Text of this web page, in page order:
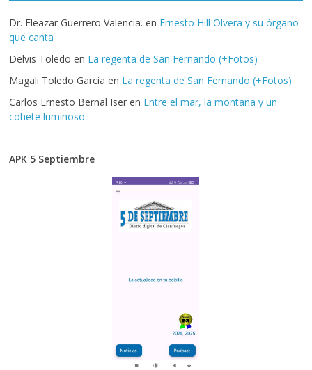
Dr. Eleazar Guerrero Valencia. en Ernesto Hill Olvera y su órgano
que canta
Delvis Toledo en La regenta de San Fernando (+Fotos)
Magali Toledo Garcia en La regenta de San Fernando (+Fotos)
Carlos Ernesto Bernal Iser en Entre el mar, la montaña y un
cohete luminoso
APK 5 Septiembre